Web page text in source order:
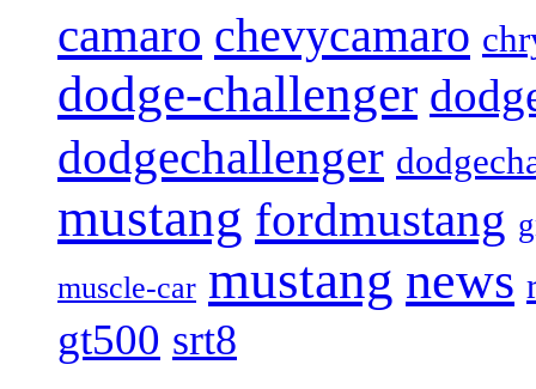
camaro chevycamaro
dodge-challenger
dodgechallenger
mustang fordmustang
muscle-car mustang news
gt500 srt8